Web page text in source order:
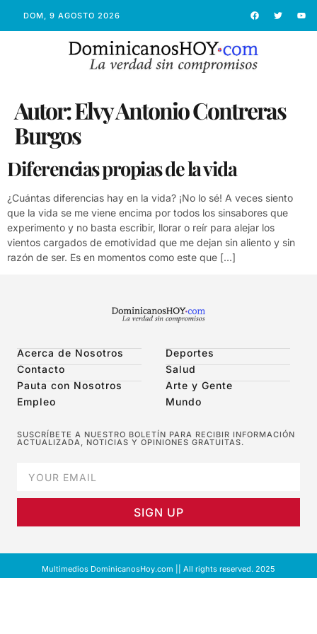
DOM, 9 AGOSTO 2026
Autor:Elvy Antonio Contreras
Burgos
Diferencias propias de la vida
¿Cuántas diferencias hay en la vida? ¡No lo sé! A veces siento
que la vida se me viene encima por todos los sinsabores que
experimento y no basta escribir, llorar o reír para alejar los
vientos cargados de emotividad que me dejan sin aliento y sin
razón de ser. Es en momentos como este que […]
Acerca de Nosotros
Contacto
Pauta con Nosotros
Empleo
Deportes
Salud
Arte y Gente
Mundo
SUSCRÍBETE A NUESTRO BOLETÍN PARA RECIBIR INFORMACIÓN
ACTUALIZADA, NOTICIAS Y OPINIONES GRATUITAS.
SIGN UP
Multimedios DominicanosHoy.com || All rights reserved. 2025